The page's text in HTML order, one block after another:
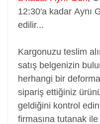
12:30'a kadar Aynı
edilir...
Kargonuzu teslim
satış belgenizin
herhangi bir
sipariş ettiğiniz
geldiğini kontrol
firmasına tutanak